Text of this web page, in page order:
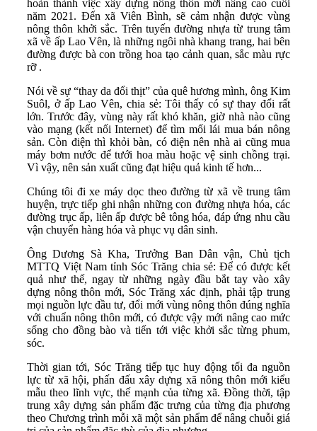
hoàn thành việc xây dựng nông thôn mới nâng cao cuối
năm 2021. Đến xã Viên Bình, sẽ cảm nhận được vùng
nông thôn khởi sắc. Trên tuyến đường nhựa từ trung tâm
xã về ấp Lao Vên, là những ngôi nhà khang trang, hai bên
đường được bà con trồng hoa tạo cảnh quan, sắc màu rực
rỡ .
Nói về sự “thay da đổi thịt” của quê hương mình, ông Kim
Suôl, ở ấp Lao Vên, chia sẻ: Tôi thấy có sự thay đổi rất
lớn. Trước đây, vùng này rất khó khăn, giờ nhà nào cũng
vào mạng (kết nối Internet) để tìm mối lái mua bán nông
sản. Còn điện thì khỏi bàn, có điện nên nhà ai cũng mua
máy bơm nước để tưới hoa màu hoặc vệ sinh chồng trại.
Vì vậy, nên sản xuất cũng đạt hiệu quả kinh tế hơn...
Chúng tôi đi xe máy dọc theo đường từ xã về trung tâm
huyện, trực tiếp ghi nhận những con đường nhựa hóa, các
đường trục ấp, liên ấp được bê tông hóa, đáp ứng nhu cầu
vận chuyển hàng hóa và phục vụ dân sinh.
Ông Dương Sà Kha, Trưởng Ban Dân vận, Chủ tịch
MTTQ Việt Nam tỉnh Sóc Trăng chia sẻ: Để có được kết
quả như thế, ngay từ những ngày đầu bắt tay vào xây
dựng nông thôn mới, Sóc Trăng xác định, phải tập trung
mọi nguồn lực đầu tư, đổi mới vùng nông thôn đúng nghĩa
với chuẩn nông thôn mới, có được vậy mới nâng cao mức
sống cho đồng bào và tiến tới việc khởi sắc từng phum,
sóc.
Thời gian tới, Sóc Trăng tiếp tục huy động tối đa nguồn
lực từ xã hội, phấn đấu xây dựng xã nông thôn mới kiểu
mẫu theo lĩnh vực, thế mạnh của từng xã. Đồng thời, tập
trung xây dựng sản phẩm đặc trưng của từng địa phương
theo Chương trình mỗi xã một sản phẩm để nâng chuỗi giá